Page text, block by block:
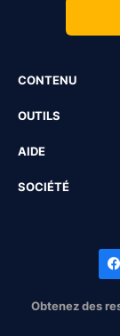
CONTENU
OUTILS
AIDE
SOCIÉTÉ
Obtenez des